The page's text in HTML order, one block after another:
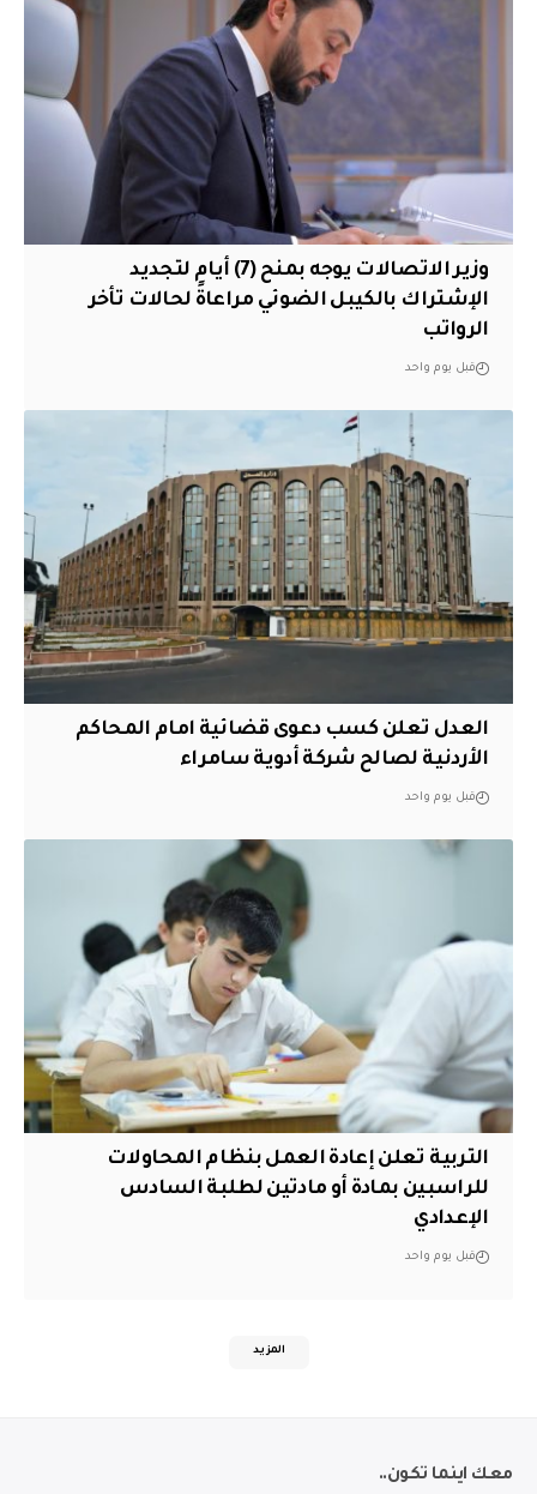
وزير الاتصالات يوجه بمنح (7) أيام لتجديد
الإشتراك بالكيبل الضوئي مراعاةً لحالات تأخر
الرواتب
قبل يوم واحد
العدل تعلن كسب دعوى قضائية امام المحاكم
الأردنية لصالح شركة أدوية سامراء
قبل يوم واحد
التربية تعلن إعادة العمل بنظام المحاولات
للراسبين بمادة أو مادتين لطلبة السادس
الإعدادي
قبل يوم واحد
المزيد
معك اينما تكون..